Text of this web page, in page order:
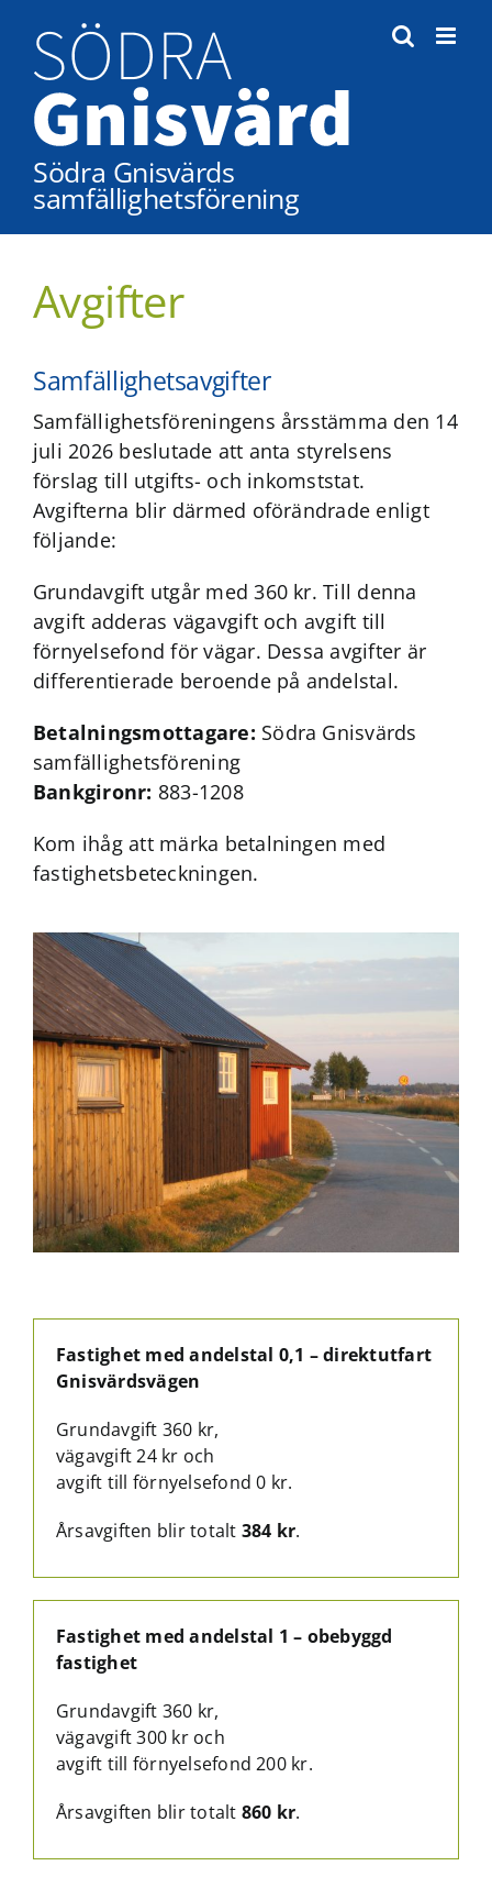
innehållet
Södra Gnisvärds
samfällighetsförening
Avgifter
Samfällighetsavgifter
Samfällighetsföreningens årsstämma den 14
juli 2026 beslutade att anta styrelsens
förslag till utgifts- och inkomststat.
Avgifterna blir därmed oförändrade enligt
följande:
Grundavgift utgår med 360 kr. Till denna
avgift adderas vägavgift och avgift till
förnyelsefond för vägar. Dessa avgifter är
differentierade beroende på andelstal.
Betalningsmottagare: Södra Gnisvärds
samfällighetsförening
Bankgironr: 883-1208
Kom ihåg att märka betalningen med
fastighetsbeteckningen.
Fastighet med andelstal 0,1 – direktutfart
Gnisvärdsvägen
Grundavgift 360 kr,
vägavgift 24 kr och
avgift till förnyelsefond 0 kr.
Årsavgiften blir totalt 384 kr.
Fastighet med andelstal 1 – obebyggd
fastighet
Grundavgift 360 kr,
vägavgift 300 kr och
avgift till förnyelsefond 200 kr.
Årsavgiften blir totalt 860 kr.